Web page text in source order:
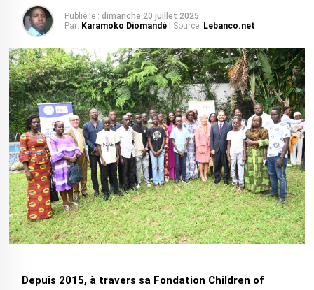
Publié le : dimanche 20 juillet 2025
Par: Karamoko Diomandé | Source: Lebanco.net
Depuis 2015, à travers sa Fondation Children of